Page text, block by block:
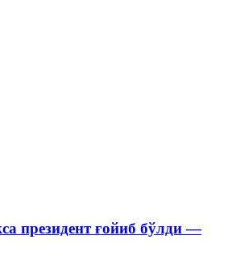
президент ғойиб бўлди —